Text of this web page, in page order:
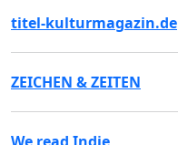
titel-kulturmagazin.de
ZEICHEN & ZEITEN